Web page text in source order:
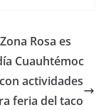
Rosa es
Cuauhtémoc
actividades
feria del taco